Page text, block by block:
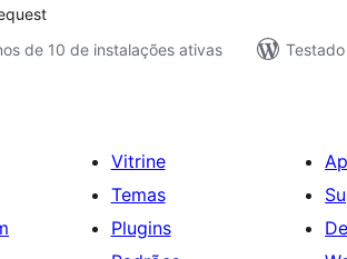
de 10 de instalações ativas
Vitrine
Temas
Plugins